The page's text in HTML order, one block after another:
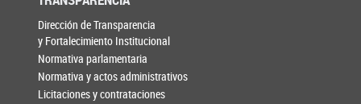
Dirección de Transparencia
y Fortalecimiento Institucional
Normativa parlamentaria
Normativa y actos administrativos
Licitaciones y contrataciones